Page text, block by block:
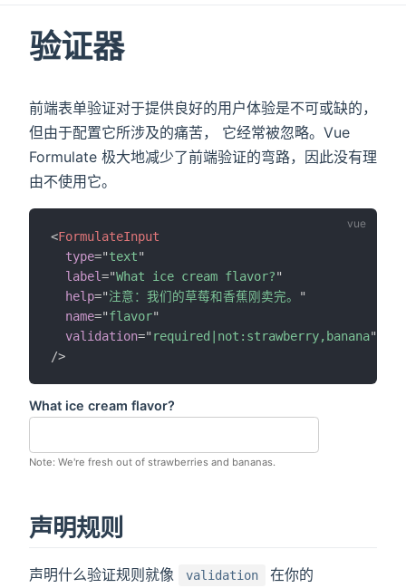
验证器
前端表单验证对于提供良好的用户体验是不可或缺的，
但由于配置它所涉及的痛苦， 它经常被忽略。Vue
Formulate 极大地减少了前端验证的弯路，因此没有理
由不使用它。
<FormulateInput
type="text"
label="What ice cream flavor?"
help="注意：我们的草莓和香蕉刚卖完。
"
name="flavor"
validation=" required|not:strawberry,banana"
/>
What ice cream flavor?
Note: We're fresh out of strawberries and bananas.
声明规则
声明什么验证规则就像 validation 在你的